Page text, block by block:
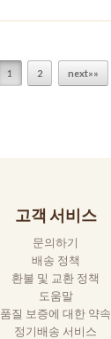
1 2 next»»
고객 서비스
문의하기
배송 정책
환불 및 교환 정책
도움말
품질 보증에 대한 약속
정기배송 서비스